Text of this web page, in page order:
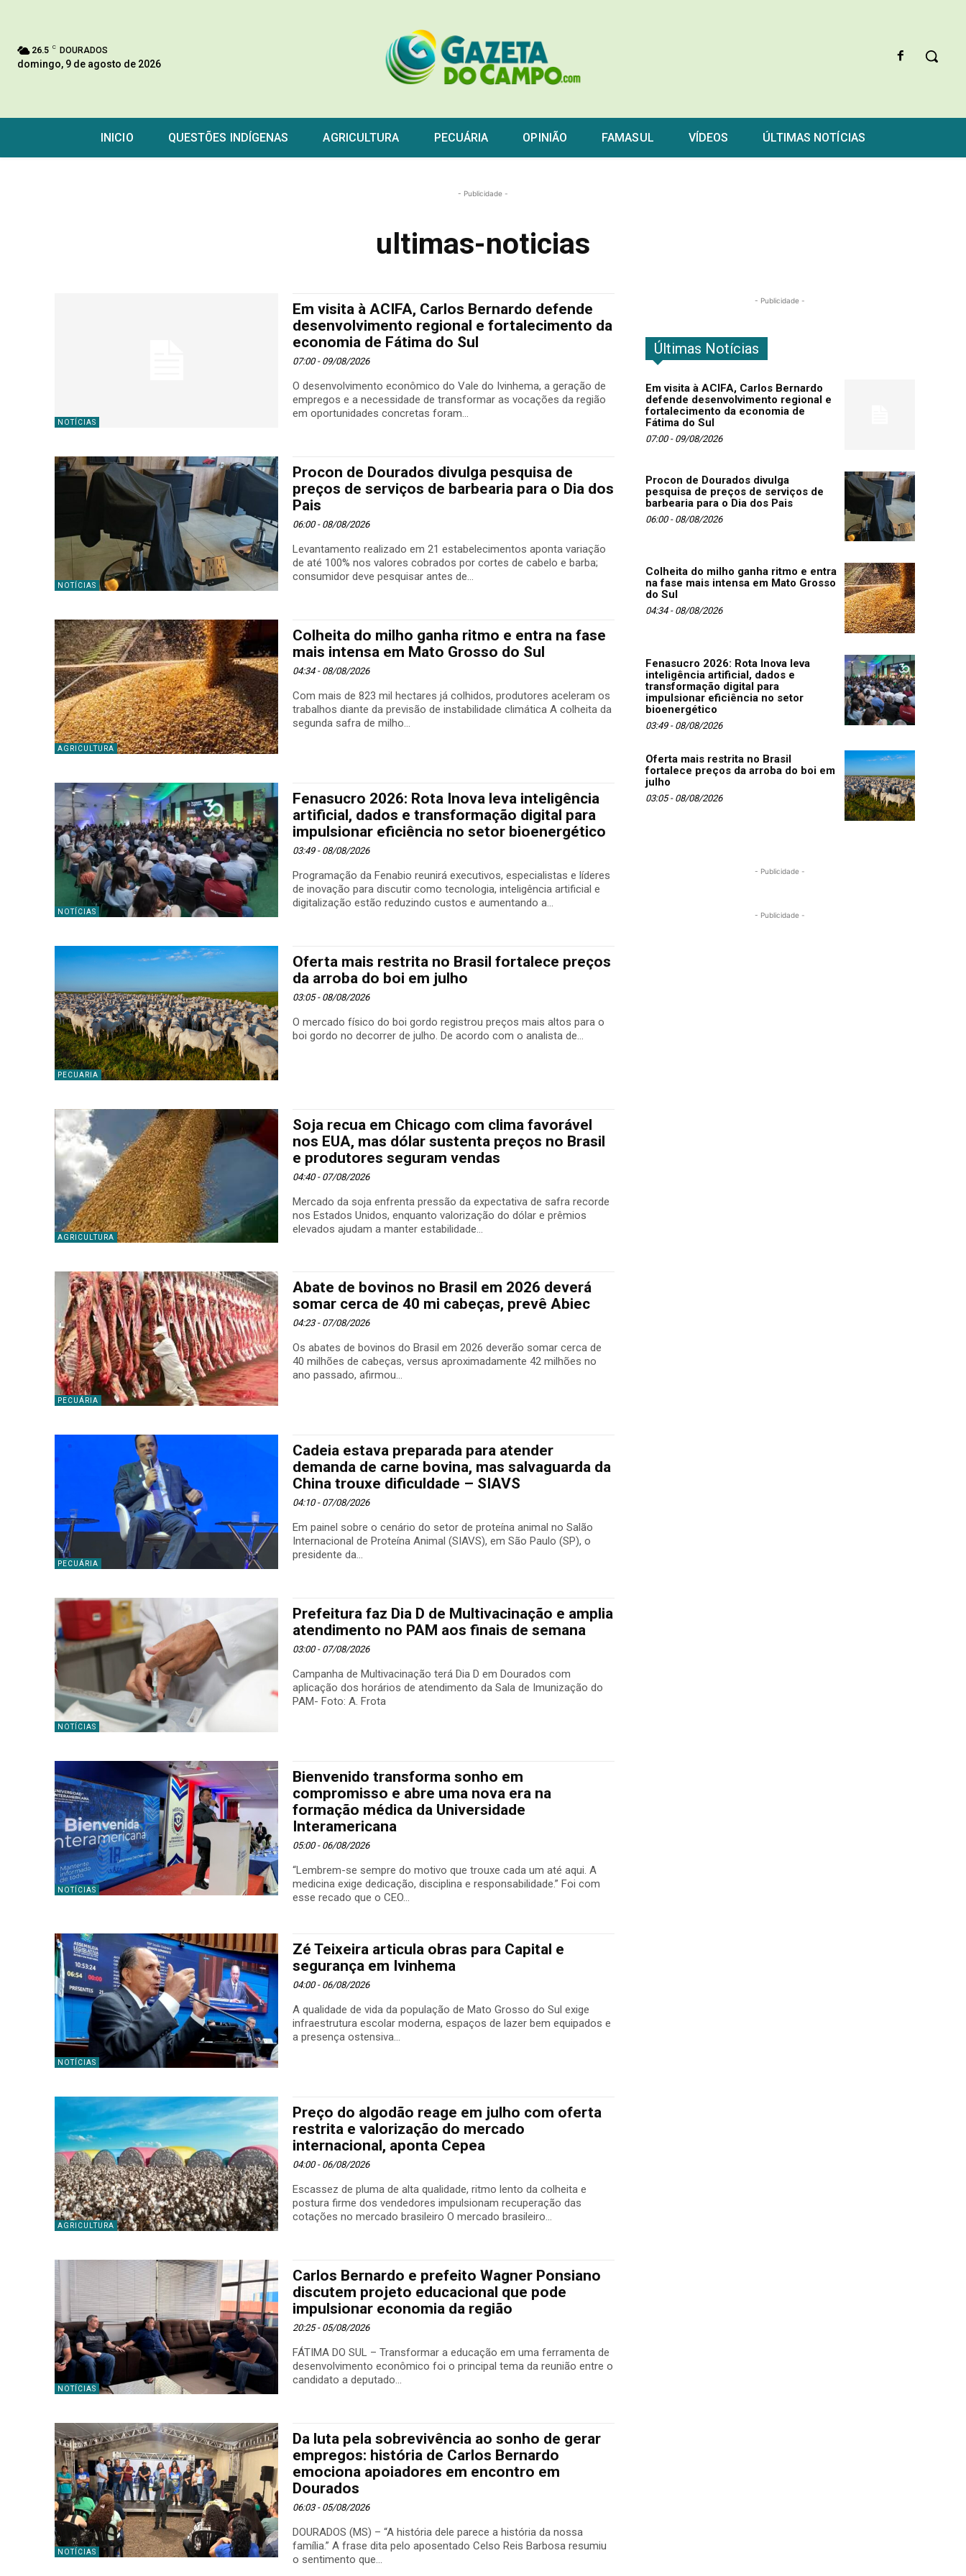
26.5 C DOURADOS
domingo, 9 de agosto de 2026
INICIO QUESTÕES INDÍGENAS AGRICULTURA PECUÁRIA OPINIÃO FAMASUL VÍDEOS ÚLTIMAS NOTÍCIAS
- Publicidade -
ultimas-noticias
NOTÍCIAS
Em visita à ACIFA, Carlos Bernardo defende
desenvolvimento regional e fortalecimento da
economia de Fátima do Sul
07:00 - 09/08/2026
O desenvolvimento econômico do Vale do Ivinhema, a geração de
empregos e a necessidade de transformar as vocações da região
em oportunidades concretas foram...
NOTÍCIAS
Procon de Dourados divulga pesquisa de
preços de serviços de barbearia para o Dia dos
Pais
06:00 - 08/08/2026
Levantamento realizado em 21 estabelecimentos aponta variação
de até 100% nos valores cobrados por cortes de cabelo e barba;
consumidor deve pesquisar antes de...
AGRICULTURA
Colheita do milho ganha ritmo e entra na fase
mais intensa em Mato Grosso do Sul
04:34 - 08/08/2026
Com mais de 823 mil hectares já colhidos, produtores aceleram os
trabalhos diante da previsão de instabilidade climática A colheita da
segunda safra de milho...
NOTÍCIAS
Fenasucro 2026: Rota Inova leva inteligência
artificial, dados e transformação digital para
impulsionar eficiência no setor bioenergético
03:49 - 08/08/2026
Programação da Fenabio reunirá executivos, especialistas e líderes
de inovação para discutir como tecnologia, inteligência artificial e
digitalização estão reduzindo custos e aumentando a...
PECUARIA
Oferta mais restrita no Brasil fortalece preços
da arroba do boi em julho
03:05 - 08/08/2026
O mercado físico do boi gordo registrou preços mais altos para o
boi gordo no decorrer de julho. De acordo com o analista de...
AGRICULTURA
Soja recua em Chicago com clima favorável
nos EUA, mas dólar sustenta preços no Brasil
e produtores seguram vendas
04:40 - 07/08/2026
Mercado da soja enfrenta pressão da expectativa de safra recorde
nos Estados Unidos, enquanto valorização do dólar e prêmios
elevados ajudam a manter estabilidade...
PECUÁRIA
Abate de bovinos no Brasil em 2026 deverá
somar cerca de 40 mi cabeças, prevê Abiec
04:23 - 07/08/2026
Os abates de bovinos do Brasil em 2026 deverão somar cerca de
40 milhões de cabeças, versus aproximadamente 42 milhões no
ano passado, afirmou...
PECUÁRIA
Cadeia estava preparada para atender
demanda de carne bovina, mas salvaguarda da
China trouxe dificuldade – SIAVS
04:10 - 07/08/2026
Em painel sobre o cenário do setor de proteína animal no Salão
Internacional de Proteína Animal (SIAVS), em São Paulo (SP), o
presidente da...
NOTÍCIAS
Prefeitura faz Dia D de Multivacinação e amplia
atendimento no PAM aos finais de semana
03:00 - 07/08/2026
Campanha de Multivacinação terá Dia D em Dourados com
aplicação dos horários de atendimento da Sala de Imunização do
PAM- Foto: A. Frota
NOTÍCIAS
Bienvenido transforma sonho em
compromisso e abre uma nova era na
formação médica da Universidade
Interamericana
05:00 - 06/08/2026
“Lembrem-se sempre do motivo que trouxe cada um até aqui. A
medicina exige dedicação, disciplina e responsabilidade.” Foi com
esse recado que o CEO...
NOTÍCIAS
Zé Teixeira articula obras para Capital e
segurança em Ivinhema
04:00 - 06/08/2026
A qualidade de vida da população de Mato Grosso do Sul exige
infraestrutura escolar moderna, espaços de lazer bem equipados e
a presença ostensiva...
AGRICULTURA
Preço do algodão reage em julho com oferta
restrita e valorização do mercado
internacional, aponta Cepea
04:00 - 06/08/2026
Escassez de pluma de alta qualidade, ritmo lento da colheita e
postura firme dos vendedores impulsionam recuperação das
cotações no mercado brasileiro O mercado brasileiro...
NOTÍCIAS
Carlos Bernardo e prefeito Wagner Ponsiano
discutem projeto educacional que pode
impulsionar economia da região
20:25 - 05/08/2026
FÁTIMA DO SUL – Transformar a educação em uma ferramenta de
desenvolvimento econômico foi o principal tema da reunião entre o
candidato a deputado...
NOTÍCIAS
Da luta pela sobrevivência ao sonho de gerar
empregos: história de Carlos Bernardo
emociona apoiadores em encontro em
Dourados
06:03 - 05/08/2026
DOURADOS (MS) – “A história dele parece a história da nossa
família.” A frase dita pelo aposentado Celso Reis Barbosa resumiu
o sentimento que...
- Publicidade -
Últimas Notícias
Em visita à ACIFA, Carlos Bernardo
defende desenvolvimento regional e
fortalecimento da economia de
Fátima do Sul
07:00 - 09/08/2026
Procon de Dourados divulga
pesquisa de preços de serviços de
barbearia para o Dia dos Pais
06:00 - 08/08/2026
Colheita do milho ganha ritmo e entra
na fase mais intensa em Mato Grosso
do Sul
04:34 - 08/08/2026
Fenasucro 2026: Rota Inova leva
inteligência artificial, dados e
transformação digital para
impulsionar eficiência no setor
bioenergético
03:49 - 08/08/2026
Oferta mais restrita no Brasil
fortalece preços da arroba do boi em
julho
03:05 - 08/08/2026
- Publicidade -
- Publicidade -